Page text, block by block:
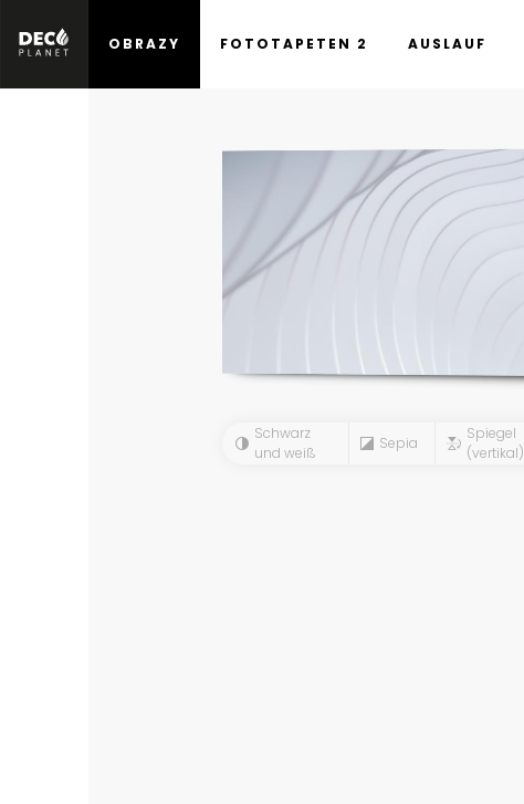
OBRAZY FOTOTAPETEN 2 AUSLAUF
Schwarz
und weiß
Sepia
Spiegel
(vertikal)